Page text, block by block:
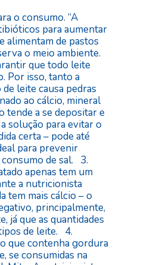
o consumo. “A
para aumentar
alimentam de pastos
o meio ambiente.
que todo leite
Por isso, tanto a
leite causa pedras
ao cálcio, mineral
tende a se depositar e
solução para evitar o
certa – pode até
para prevenir
de sal. 3.
apenas tem um
a nutricionista
tem mais cálcio – o
principalmente,
já que as quantidades
de leite. 4.
que contenha gordura
se consumidas na